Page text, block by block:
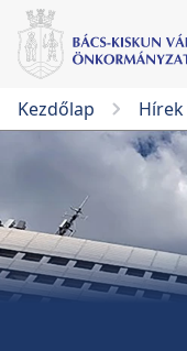
Kezdőlap Hírek